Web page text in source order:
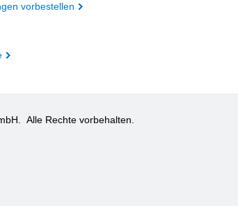
vorbestellen
Alle Rechte vorbehalten.